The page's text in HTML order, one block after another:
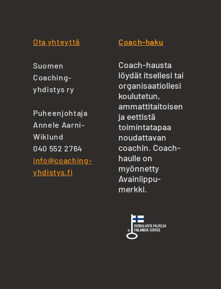
Ota yhteyttä
Suomen
Coaching-
yhdistys ry
Puheenjohtaja
Annele Aarni-
Wiklund
040 552 2764
info@coaching-
yhdistys.fi
Coach-haku
Coach-hausta
löydät itsellesi tai
organisaatiollesi
koulutetun,
ammattitaitoisen
ja eettistä
toimintatapaa
noudattavan
coachin. Coach-
haulle on
myönnetty
Avainlippu-
merkki.